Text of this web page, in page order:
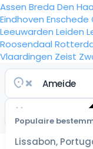
Assen Breda Den
Eindhoven Enschede
Leeuwarden Leiden
Roosendaal
Vlaardingen Zeist
Populaire
Lissabon,